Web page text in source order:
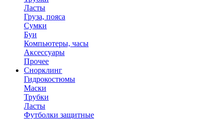
Ласты
Груза, пояса
Сумки
Буи
Компьютеры, часы
Аксессуары
Прочее
Снорклинг
Гидрокостюмы
Маски
Трубки
Ласты
Футболки защитные